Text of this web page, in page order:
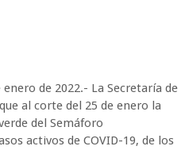
de 2022.- La Secretaría de
al corte del 25 de enero la
del Semáforo
activos de COVID-19, de los